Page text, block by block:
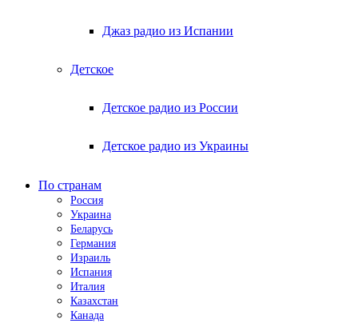
Джаз радио из Испании
Детское
Детское радио из России
Детское радио из Украины
По странам
Россия
Украина
Беларусь
Германия
Израиль
Испания
Италия
Казахстан
Канада